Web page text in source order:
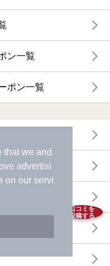
that we and
advertisi
on our servi
口コミを
投稿する
ン一覧
ポン一覧